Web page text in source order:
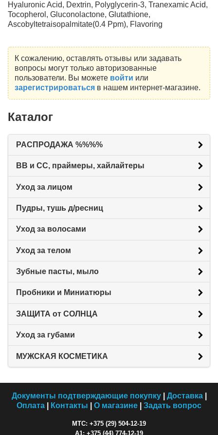
Hyaluronic Acid, Dextrin, Polyglycerin-3, Tranexamic Acid,
Tocopherol, Gluconolactone, Glutathione,
Ascobyltetraisopalmitate(0.4 Ppm), Flavoring
К сожалению, оставлять отзывы или задавать
вопросы могут только авторизованные
пользователи. Вы можете войти или
зарегистрироватьсяв нашем интернет-магазине.
Каталог
РАСПРОДАЖА %%%%
BB и CC, праймеры, хайлайтеры
Уход за лицом
Пудры, тушь д/ресниц
Уход за волосами
Уход за телом
Зубные пасты, мыло
Пробники и Миниатюры
ЗАЩИТА от СОЛНЦА
Уход за губами
МУЖСКАЯ КОСМЕТИКА
Документы подтверждающие покупку| Доставка|
Оплата
Контакты О магазине Задать вопрос
МТС: +375 (29) 504-12-19
A1: +375 (44) 774-12-19